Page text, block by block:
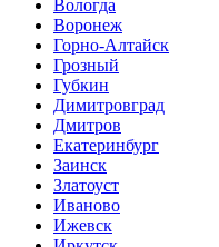
Вологда
Воронеж
Горно-Алтайск
Грозный
Губкин
Димитровград
Дмитров
Екатеринбург
Заинск
Златоуст
Иваново
Ижевск